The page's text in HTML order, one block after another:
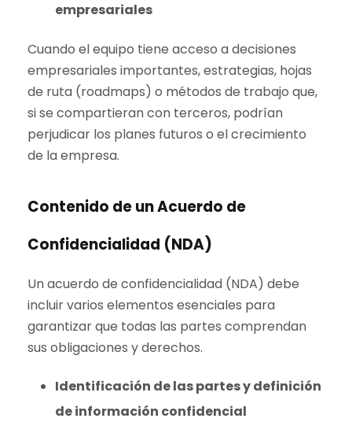
empresariales
Cuando el equipo tiene acceso a decisiones
empresariales importantes, estrategias, hojas
de ruta (roadmaps) o métodos de trabajo que,
si se compartieran con terceros, podrían
perjudicar los planes futuros o el crecimiento
de la empresa.
Contenido de un Acuerdo de
Confidencialidad (NDA)
Un acuerdo de confidencialidad (NDA) debe
incluir varios elementos esenciales para
garantizar que todas las partes comprendan
sus obligaciones y derechos.
Identificación de las partes y definición
de información confidencial